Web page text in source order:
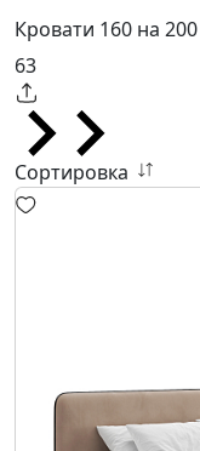
Кровати 160 на 200
63
Сортировка